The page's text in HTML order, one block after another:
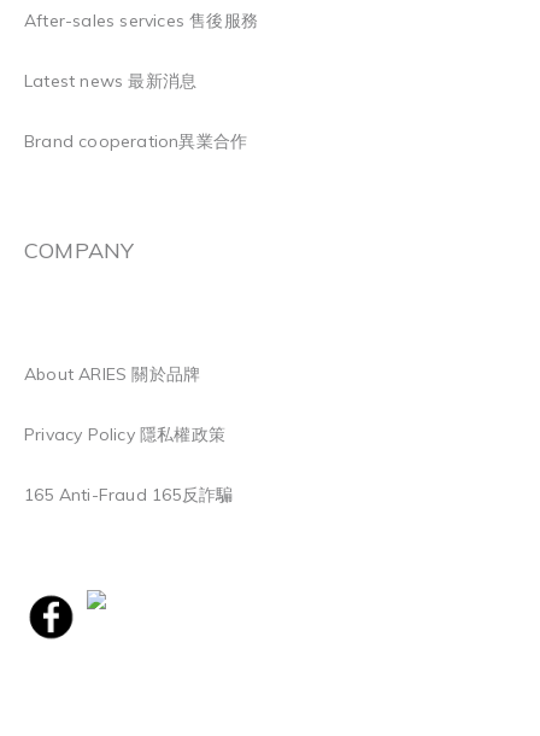
After-sales services 售後服務
Latest news 最新消息
Brand cooperation異業合作
COMPANY
About ARIES 關於品牌
Privacy Policy 隱私權政策
165 Anti-Fraud 165反詐騙